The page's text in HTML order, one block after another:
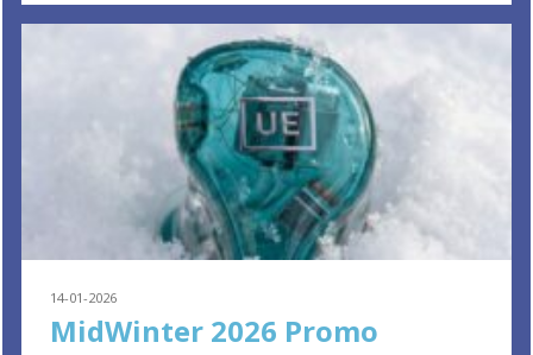
14-01-2026
MidWinter 2026 Promo